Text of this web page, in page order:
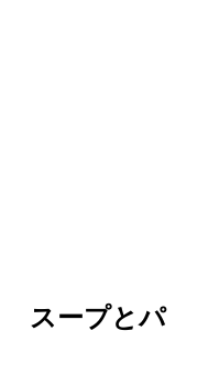
スープとパ